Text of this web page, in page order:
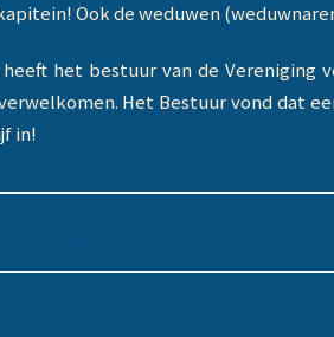
Ook de weduwen
heeft het bestuur van de Vereniging
Het Bestuur vond dat
in!
.